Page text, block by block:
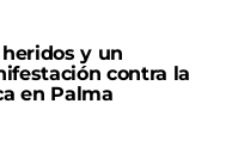
y un
contra la
en Palma